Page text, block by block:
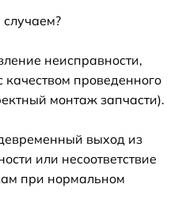
неисправности,
проведенного
монтаж запчасти).
выход из
или несоответствие
при нормальном